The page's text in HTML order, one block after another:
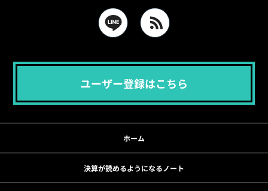
ユーザー登録はこちら
ホーム
決算が読めるようになるノート